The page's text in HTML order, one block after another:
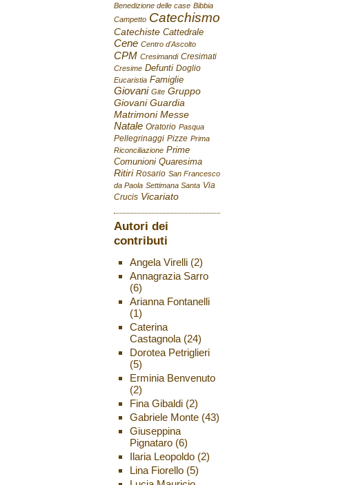
Benedizione delle case Bibbia
Campetto Catechismo
Catechiste Cattedrale
Cene Centro d'Ascolto
CPM Cresimandi Cresimati
Cresime Defunti Doglio
Eucaristia Famiglie
Giovani Gite Gruppo
Giovani Guardia
Matrimoni Messe
Natale Oratorio Pasqua
Pellegrinaggi Pizze Prima
Riconciliazione Prime
Comunioni Quaresima
Ritiri Rosario San Francesco
da Paola Settimana Santa Via
Crucis Vicariato
Autori dei
contributi
Angela Virelli(2)
Annagrazia Sarro
(6)
Arianna Fontanelli
(1)
Caterina
Castagnola(24)
Dorotea Petriglieri
(5)
Erminia Benvenuto
(2)
Fina Gibaldi(2)
Gabriele Monte(43)
Giuseppina
Pignataro(6)
Ilaria Leopoldo(2)
Lina Fiorello(5)